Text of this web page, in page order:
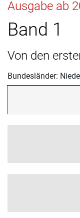
Ausgabe ab
Band 1
Von den
Bundesländer: